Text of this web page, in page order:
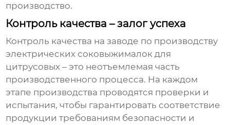
производство.
Контроль качества – залог успеха
Контроль качества назаводе по производству
электрических соковыжималок для
цитрусовых – это неотъемлемая часть
производственного процесса. На каждом
этапе производства проводятся проверки и
испытания, чтобы гарантировать соответствие
продукции требованиям безопасности и